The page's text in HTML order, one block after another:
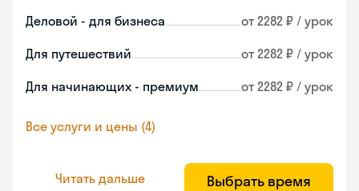
Деловой - для бизнеса от 2282 ₽ / урок
Для путешествий от 2282 ₽ / урок
Для начинающих - премиум от 2282 ₽ / урок
Все услуги и цены (4)
Читать дальше Выбрать время